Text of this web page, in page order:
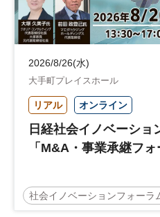
2026/8/26(水)
大手町プレイスホール
リアル オンライン
日経社会イノベーショ
「M&A・事業承継フォ
社会イノベーションフォーラ